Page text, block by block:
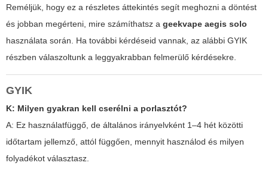
Reméljük, hogy ez a részletes áttekintés segít meghozni a döntést
és jobban megérteni, mire számíthatsz a geekvape aegis solo
használata során. Ha további kérdéseid vannak, az alábbi GYIK
részben válaszoltunk a leggyakrabban felmerülő kérdésekre.
GYIK
K: Milyen gyakran kell cserélni a porlasztót?
A: Ez használatfüggő, de általános irányelvként 1–4 hét közötti
időtartam jellemző, attól függően, mennyit használod és milyen
folyadékot választasz.